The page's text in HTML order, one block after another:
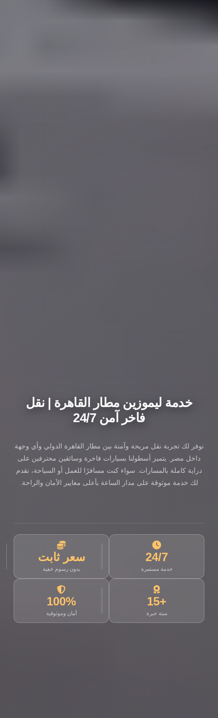
خدمة ليموزين مطار القاهرة | نقل
فاخر آمن 24/7
نوفر لك تجربة نقل مريحة وآمنة بين مطار القاهرة الدولي وأي وجهة
داخل مصر. يتميز أسطولنا بسيارات فاخرة وسائقين محترفين على
دراية كاملة بالمسارات. سواء كنت مسافرًا للعمل أو السياحة، نقدم
لك خدمة موثوقة على مدار الساعة بأعلى معايير الأمان والراحة.
24/7
خدمة مستمرة
سعر ثابت
بدون رسوم خفية
+15
سنة خبرة
100%
أمان وموثوقية